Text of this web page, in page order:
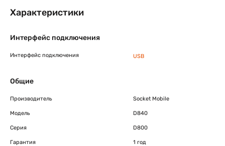
Характеристики
Интерфейс подключения
Интерфейс подключения USB
Общие
Производитель Socket Mobile
Модель D840
Серия D800
Гарантия 1 год